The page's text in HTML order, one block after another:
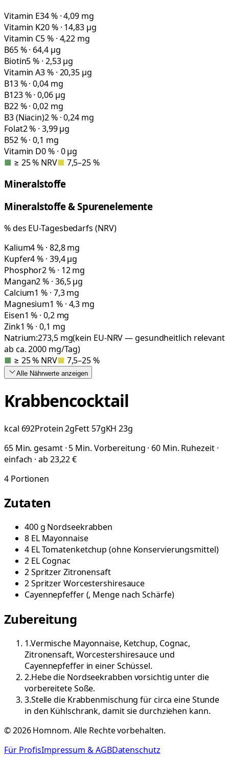
Vitamin E34 % · 4,09 mg
Vitamin K20 % · 14,83 µg
Vitamin C5 % · 4,22 mg
B65 % · 64,4 µg
Biotin5 % · 2,53 µg
Vitamin A3 % · 20,35 µg
B13 % · 0,04 mg
B123 % · 0,06 µg
B22 % · 0,02 mg
B3 (Niacin)2 % · 0,24 mg
Folat2 % · 3,99 µg
B52 % · 0,1 mg
Vitamin D0 % · 0 µg
■ ≥ 25 % NRV■ 7,5–25 %
Mineralstoffe
Mineralstoffe & Spurenelemente
% des EU-Tagesbedarfs (NRV)
Kalium4 % · 82,8 mg
Kupfer4 % · 39,4 µg
Phosphor2 % · 12 mg
Mangan2 % · 36,5 µg
Calcium1 % · 7,3 mg
Magnesium1 % · 4,3 mg
Eisen1 % · 0,2 mg
Zink1 % · 0,1 mg
Natrium:273,5mg(kein EU-NRV — gesundheitlich relevant
ab ca. 2000 mg/Tag)
■ ≥ 25 % NRV■ 7,5–25 %
Alle Nährwerte anzeigen
Krabbencocktail
kcal 692Protein 2gFett 57gKH 23g
65 Min. gesamt · 5 Min. Vorbereitung · 60 Min. Ruhezeit ·
einfach · ab 23,22 €
4 Portionen
Zutaten
400g Nordseekrabben
8 EL Mayonnaise
4 ELTomatenketchup (ohne Konservierungsmittel)
2 EL Cognac
2SpritzerZitronensaft
2SpritzerWorcestershiresauce
Cayennepfeffer(, Menge nach Schärfe)
Zubereitung
1.Vermische Mayonnaise, Ketchup, Cognac,
Zitronensaft, Worcestershiresauce und
Cayennepfeffer in einer Schüssel.
2.Hebe die Nordseekrabben vorsichtig unter die
vorbereitete Soße.
3.Stelle die Krabbenmischung für circa eine Stunde
in den Kühlschrank, damit sie durchziehen kann.
©2026Homnom. Alle Rechte vorbehalten.
Für ProfisImpressum & AGBDatenschutz